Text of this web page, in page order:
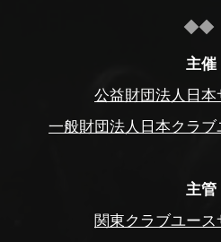
主催
公益財団法人日本
一般財団法人日本クラ
主管
関東クラブユース